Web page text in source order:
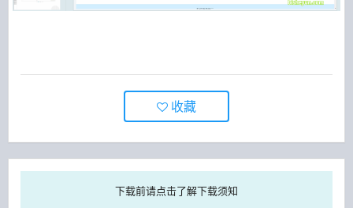
收藏
下载前请点击了解下载须知